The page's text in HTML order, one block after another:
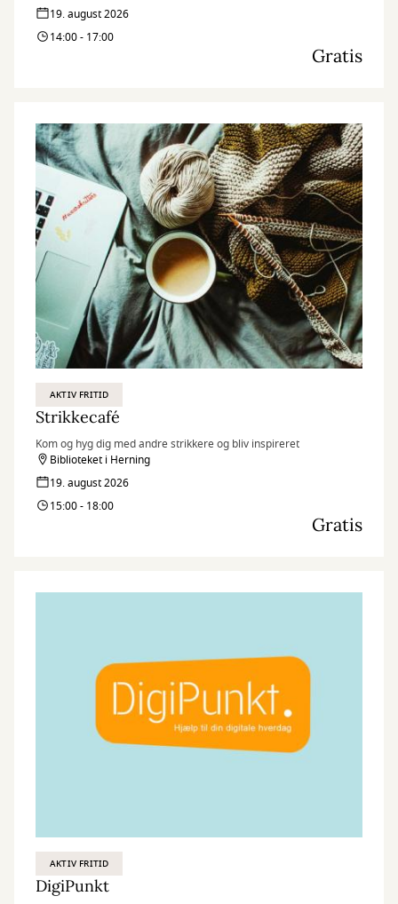
19. august 2026
14:00 - 17:00
Gratis
AKTIV FRITID
Strikkecafé
Kom og hyg dig med andre strikkere og bliv inspireret
Biblioteket i Herning
19. august 2026
15:00 - 18:00
Gratis
AKTIV FRITID
DigiPunkt